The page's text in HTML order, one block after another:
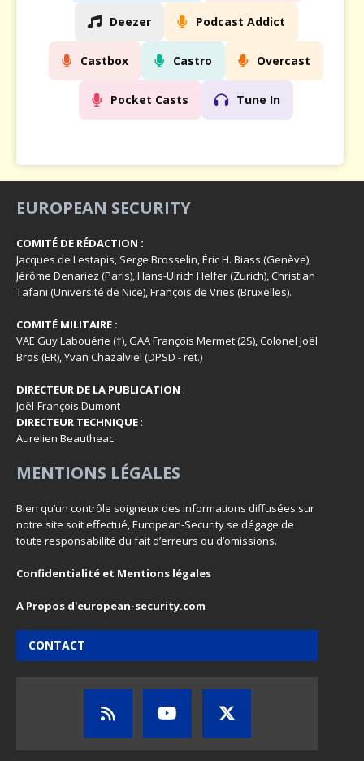
Deezer Podcast Addict
Castbox Castro Overcast
Pocket Casts Tune In
EUROPEAN SECURITY
COMITÉ DE RÉDACTION :
Jacques de Lestapis, Serge Brosselin, Éric H. Biass (Genève),
Jérôme Denariez (Paris), Hans-Ulrich Helfer (Zurich), Christian
Tafani (Université de Nice), François de Vries (Bruxelles).
COMITÉ MILITAIRE :
VAE Guy Labouérie (†), GAA François Mermet (2S), Colonel Joël
Bros (ER), Yvan Chazalviel (DPSD - ret.)
DIRECTEUR DE LA PUBLICATION :
Joël-François Dumont
DIRECTEUR TECHNIQUE :
Aurelien Beautheac
MENTIONS LÉGALES
Bien qu’un contrôle soigneux des informations diffusées sur
notre site soit effectué, European-Security se dégage de
toute responsabilité du fait d’erreurs ou d’omissions.
Confidentialité et Mentions légales
A Propos d'european-security.com
CONTACT